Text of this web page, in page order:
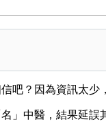
吧？因為資訊太少
」中醫，結果延誤